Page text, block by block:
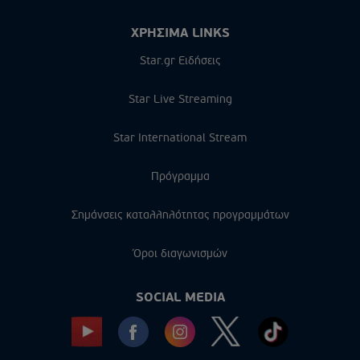
ΧΡΗΣΙΜΑ LINKS
Star.gr Ειδήσεις
Star Live Streaming
Star International Stream
Πρόγραμμα
Σημάνσεις καταλληλότητας προγραμμάτων
Όροι διαγωνισμών
SOCIAL MEDIA